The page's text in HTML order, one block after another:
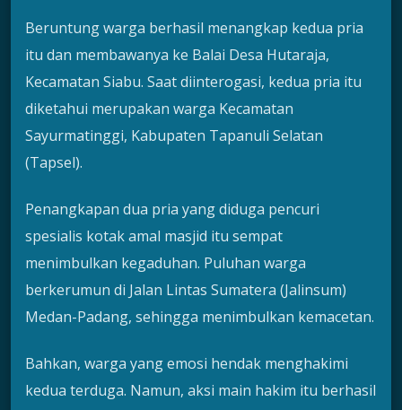
Beruntung warga berhasil menangkap kedua pria
itu dan membawanya ke Balai Desa Hutaraja,
Kecamatan Siabu. Saat diinterogasi, kedua pria itu
diketahui merupakan warga Kecamatan
Sayurmatinggi, Kabupaten Tapanuli Selatan
(Tapsel).
Penangkapan dua pria yang diduga pencuri
spesialis kotak amal masjid itu sempat
menimbulkan kegaduhan. Puluhan warga
berkerumun di Jalan Lintas Sumatera (Jalinsum)
Medan-Padang, sehingga menimbulkan kemacetan.
Bahkan, warga yang emosi hendak menghakimi
kedua terduga. Namun, aksi main hakim itu berhasil